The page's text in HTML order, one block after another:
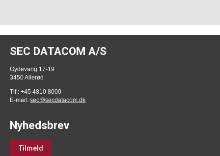
SEC DATACOM A/S
Gydevang 17-19
3450 Allerød
Tlf.: +45 4810 8000
E-mail:sec@secdatacom.dk
Nyhedsbrev
Tilmeld